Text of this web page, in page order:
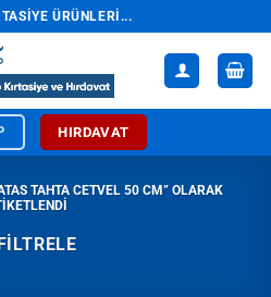
ÜRÜNLERI...
HIRDAVAT
TAHTA CETVEL 50 CM” OLARAK